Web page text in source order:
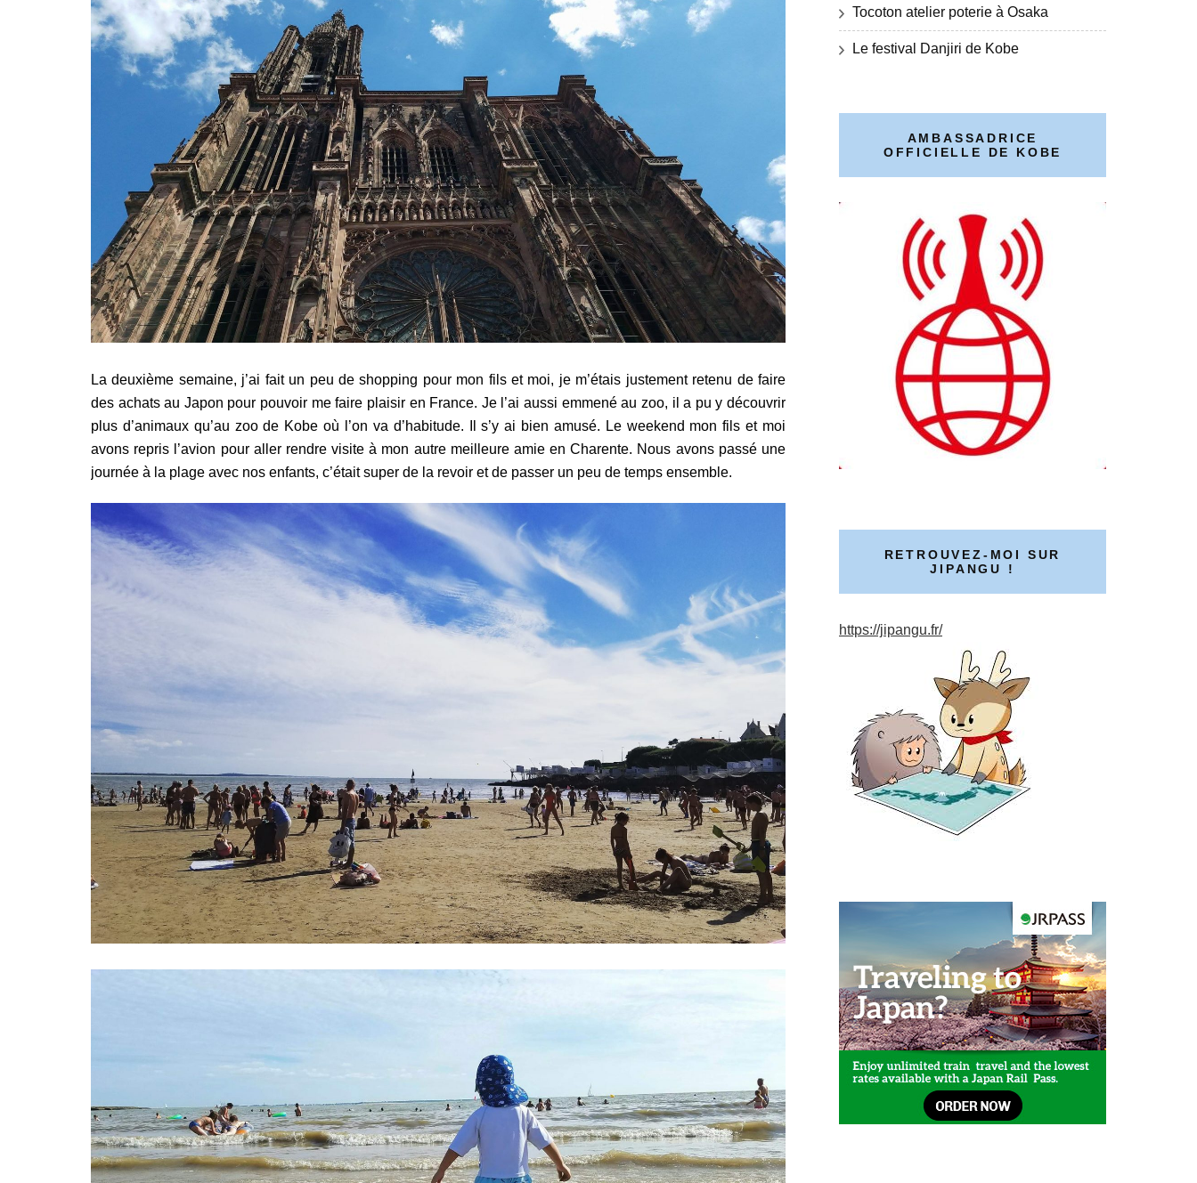
La deuxième semaine, j’ai fait un peu de shopping pour mon fils et moi, je m’étais justement retenu de faire
des achats au Japon pour pouvoir me faire plaisir en France. Je l’ai aussi emmené au zoo, il a pu y découvrir
plus d’animaux qu’au zoo de Kobe où l’on va d’habitude. Il s’y ai bien amusé. Le weekend mon fils et moi
avons repris l’avion pour aller rendre visite à mon autre meilleure amie en Charente. Nous avons passé une
journée à la plage avec nos enfants, c’était super de la revoir et de passer un peu de temps ensemble.
Tocoton atelier poterie à Osaka
Le festival Danjiri de Kobe
AMBASSADRICE
OFFICIELLE DE KOBE
RETROUVEZ-MOI SUR
JIPANGU !
https://jipangu.fr/